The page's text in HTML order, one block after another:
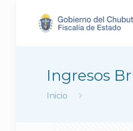
Ingresos
Inicio